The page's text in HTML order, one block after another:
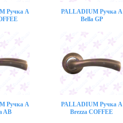
Ручка A
PALLADIUM Ручка A
Bella GP
Ручка A
AB
PALLADIUM Ручка A
Brezza COFFEE